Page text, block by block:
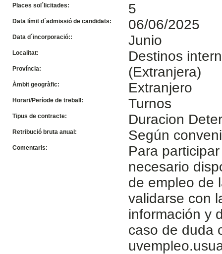
Places sol´licitades: 5
Data límit d´admissió de candidats: 06/06/2025
Data d´incorporació:: Junio
Localitat: Destinos
Província: (Extranjera)
Àmbit geogràfic: Extranjero
Horari/Període de treball: Turnos
Tipus de contracte: Duracion
Retribució bruta anual: Según
Comentaris:
Para
necesario
de empleo de
validarse con
información y
caso de duda